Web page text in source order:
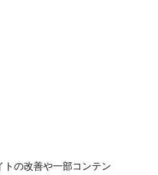
トの改善や一部コンテン